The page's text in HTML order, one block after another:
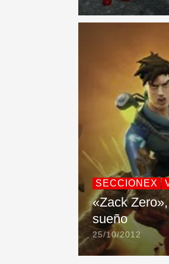
SECCIONEX
«Zack
sueño
25/10/2012